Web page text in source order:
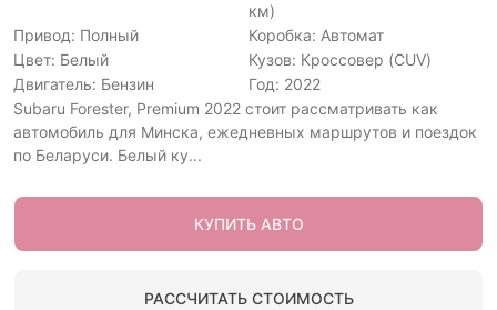
км)
Привод: Полный
Коробка: Автомат
Цвет: Белый
Кузов: Кроссовер (CUV)
Двигатель: Бензин
Год: 2022
Subaru Forester, Premium 2022 стоит рассматривать как
автомобиль для Минска, ежедневных маршрутов и поездок
по Беларуси. Белый ку...
КУПИТЬ АВТО
РАССЧИТАТЬ СТОИМОСТЬ